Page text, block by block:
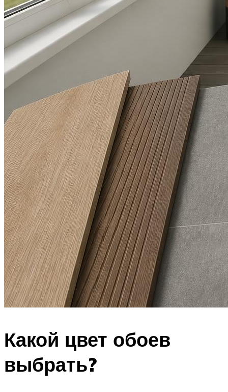
Какой цвет обоев
выбрать?